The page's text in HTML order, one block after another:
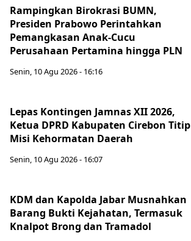
Rampingkan Birokrasi BUMN,
Presiden Prabowo Perintahkan
Pemangkasan Anak-Cucu
Perusahaan Pertamina hingga PLN
Senin, 10 Agu 2026 - 16:16
Lepas Kontingen Jamnas XII 2026,
Ketua DPRD Kabupaten Cirebon Titip
Misi Kehormatan Daerah
Senin, 10 Agu 2026 - 16:07
KDM dan Kapolda Jabar Musnahkan
Barang Bukti Kejahatan, Termasuk
Knalpot Brong dan Tramadol